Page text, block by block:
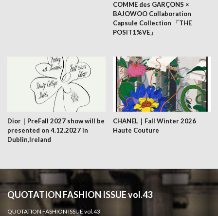
COMME des GARÇONS ×
BAJOWOO Collaboration
Capsule Collection 「THE
POSiT1%VE」
Dior｜PreFall 2027 show will be
presented on 4.12.2027 in
Dublin,Ireland
CHANEL｜Fall Winter 2026
Haute Couture
QUOTATION FASHION ISSUE vol.43
QUOTATION FASHION ISSUE vol.43